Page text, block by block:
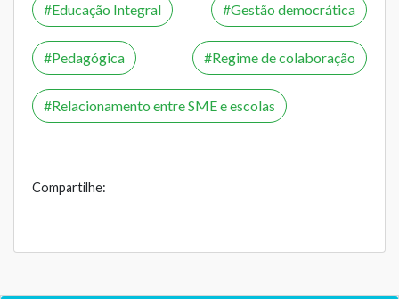
Educação Integral Gestão democrática
Pedagógica Regime de colaboração
Relacionamento entre SME e escolas
Compartilhe: